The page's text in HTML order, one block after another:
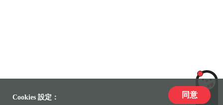
LiLi
Cookies 設定： 同意